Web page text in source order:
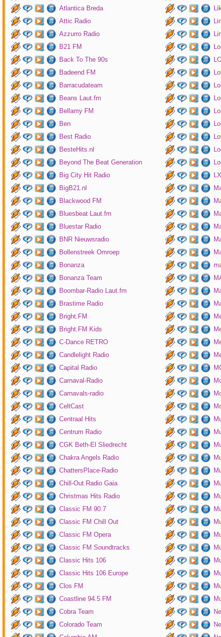
Atlantica Breda
Attic Radio
Azzurro Radio
B21 FM
Back To The 90s
Badeend FM
Barracudateam
Beans Laut.fm
Bellamy FM
Ben
Best Radio
BesteHits.nl
Beyond The Beat Generation
Big City Hit Radio
BigB21.nl
Blackwood FM
Bluesbeat Laut.fm
Bluestar Radio
BNR Nieuwsradio
Bollenstreek Omroep
Bonanza
Bonanza Team
Boombar-Radio Laut.fm
Brastime Radio
Bright.FM
Bright.FM Kids
C-Dance RETRO
Candlelight Radio
Capital Radio
Carnaval-Radio
Carnavals-radio
CeltCast
Centraal Hits
Centrum Radio
CGK Beth-El Sliedrecht
Chakra Angels Radio
ChattersPlace-Radio
Chill-Out Radio Gaia
Christmas Hits Radio
Classic FM 90.7
Classic FM Chill Out
Classic FM Opera
Classic FM Soundtracks
Classic Hits 106
Classic Hits 106 Europe
Clos FM
Coastline 94.5 FM
Cobra Team
Colorado Team